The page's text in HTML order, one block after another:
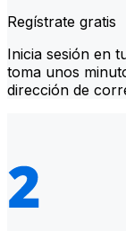
Regístrate gratis
Inicia sesión en
toma unos
dirección de